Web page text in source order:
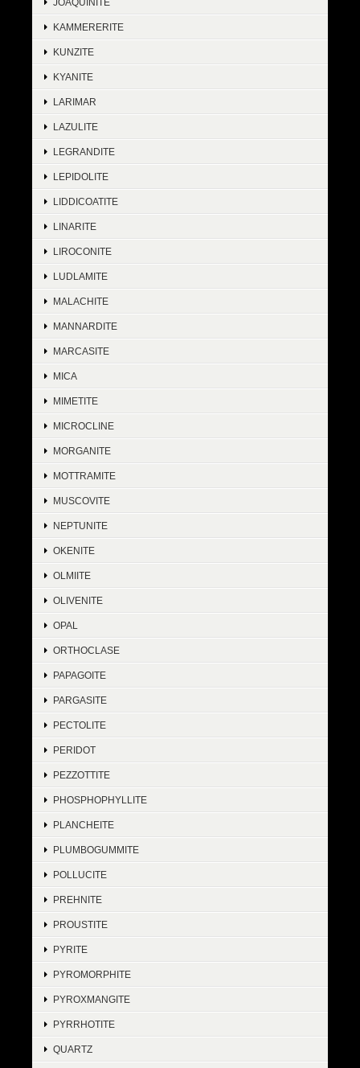
JOAQUINITE
KAMMERERITE
KUNZITE
KYANITE
LARIMAR
LAZULITE
LEGRANDITE
LEPIDOLITE
LIDDICOATITE
LINARITE
LIROCONITE
LUDLAMITE
MALACHITE
MANNARDITE
MARCASITE
MICA
MIMETITE
MICROCLINE
MORGANITE
MOTTRAMITE
MUSCOVITE
NEPTUNITE
OKENITE
OLMIITE
OLIVENITE
OPAL
ORTHOCLASE
PAPAGOITE
PARGASITE
PECTOLITE
PERIDOT
PEZZOTTITE
PHOSPHOPHYLLITE
PLANCHEITE
PLUMBOGUMMITE
POLLUCITE
PREHNITE
PROUSTITE
PYRITE
PYROMORPHITE
PYROXMANGITE
PYRRHOTITE
QUARTZ